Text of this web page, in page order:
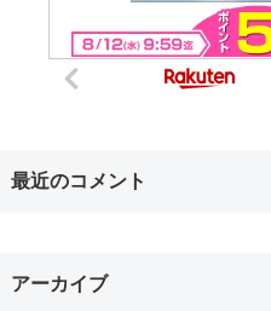
最近のコメント
アーカイブ